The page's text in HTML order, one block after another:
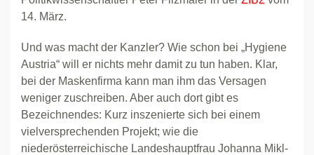
14. März.
Und was macht der Kanzler? Wie schon bei „Hygiene
Austria“ will er nichts mehr damit zu tun haben. Klar,
bei der Maskenfirma kann man ihm das Versagen
weniger zuschreiben. Aber auch dort gibt es
Bezeichnendes: Kurz inszenierte sich bei einem
vielversprechenden Projekt; wie die
niederösterreichische Landeshauptfrau Johanna Mikl-